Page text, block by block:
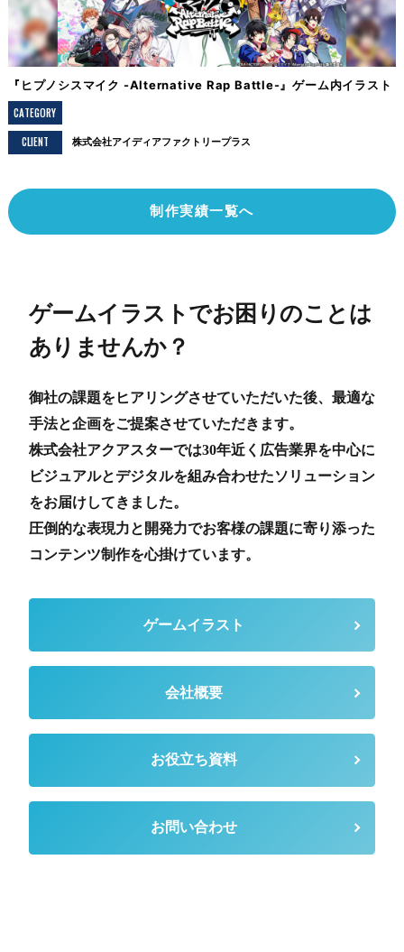
『ヒプノシスマイク -Alternative Rap Battle-』ゲーム内イラスト
CATEGORY
CLIENT 株式会社アイディアファクトリープラス
制作実績一覧へ
ゲームイラストでお困りのことは
ありませんか？
御社の課題をヒアリングさせていただいた後、最適な
手法と企画をご提案させていただきます。
株式会社アクアスターでは30年近く広告業界を中心に
ビジュアルとデジタルを組み合わせたソリューション
をお届けしてきました。
圧倒的な表現力と開発力でお客様の課題に寄り添った
コンテンツ制作を心掛けています。
ゲームイラスト
会社概要
お役立ち資料
お問い合わせ